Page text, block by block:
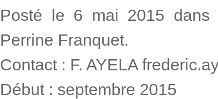
Posté le 6 mai 2015
Perrine Franquet.
Contact : F. AYELA
Début : septembre 2015